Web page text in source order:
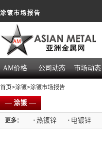
涂镀市场报告
AM价格 公司动态 市场动态
首页>涂镀>涂镀市场报告
—涂镀—
更多： · 热镀锌 · 电镀锌